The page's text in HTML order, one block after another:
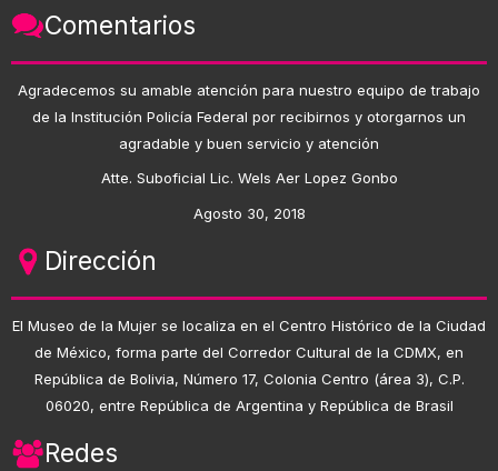
Comentarios
Agradecemos su amable atención para nuestro equipo de trabajo
de la Institución Policía Federal por recibirnos y otorgarnos un
agradable y buen servicio y atención
Atte. Suboficial Lic. Wels Aer Lopez Gonbo
Agosto 30, 2018
Dirección
El Museo de la Mujer se localiza en el Centro Histórico de la Ciudad
de México, forma parte del Corredor Cultural de la CDMX, en
República de Bolivia, Número 17, Colonia Centro (área 3), C.P.
06020, entre República de Argentina y República de Brasil
Redes